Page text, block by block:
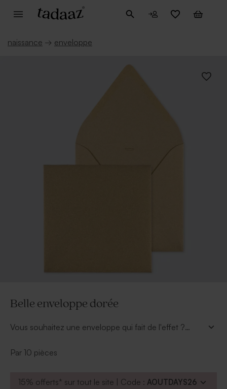
naissance → enveloppe
Belle enveloppe dorée
Vous souhaitez une enveloppe qui fait de l'effet ?
celle qu'il vous faut sans aucun doute.
Par 10 pièces
15% offerts* sur tout le site | Code : AOUTDAYS26